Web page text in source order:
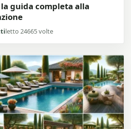
guida completa alla
letto 24665 volte